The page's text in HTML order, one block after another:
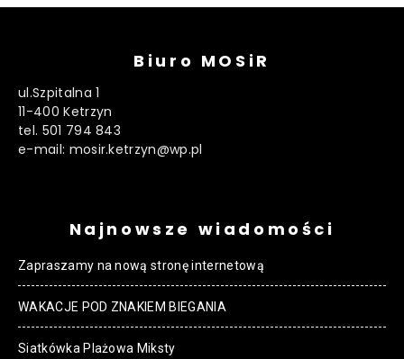
Biuro MOSiR
ul.Szpitalna 1
11-400 Ketrzyn
tel. 501 794 843
e-mail: mosir.ketrzyn@wp.pl
Najnowsze wiadomości
Zapraszamy na nową stronę internetową
WAKACJE POD ZNAKIEM BIEGANIA
Siatkówka Plażowa Miksty